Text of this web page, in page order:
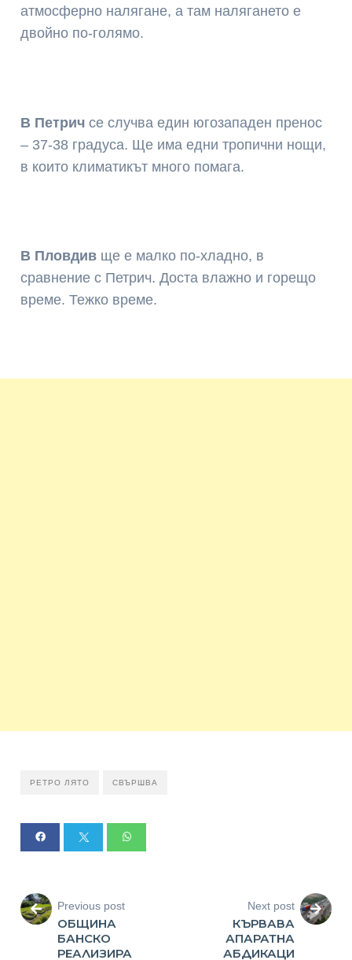
атмосферно налягане, а там налягането е
двойно по-голямо.
В Петричсе случва един югозападен пренос
– 37-38 градуса. Ще има едни тропични нощи,
в които климатикът много помага.
В Пловдив ще е малко по-хладно, в
сравнение с Петрич. Доста влажно и горещо
време. Тежко време.
РЕТРО ЛЯТО СВЪРШВА
Previous post
ОБЩИНА
БАНСКО
РЕАЛИЗИРА
Next post
КЪРВАВА
АПАРАТНА
АБДИКАЦИ